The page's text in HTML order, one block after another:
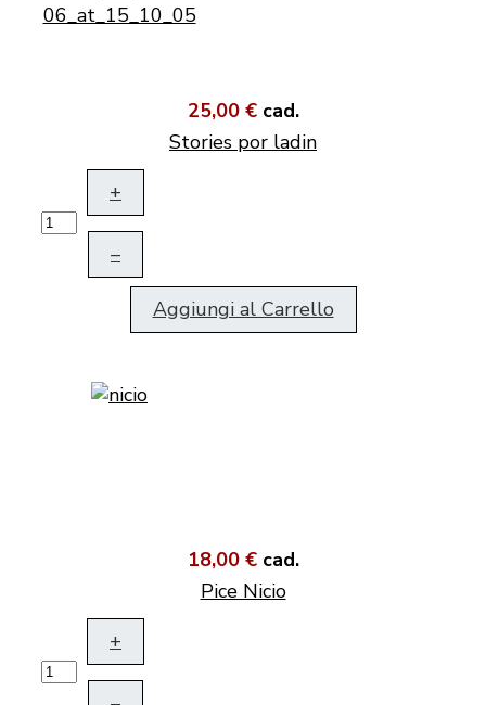
25,00 € cad.
Stories por ladin
+
–
Aggiungi al Carrello
18,00 € cad.
Pice Nicio
+